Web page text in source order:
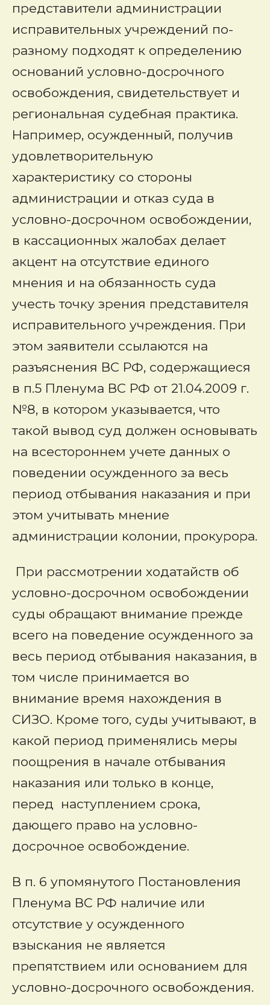
представители администрации
исправительных учреждений по-
разному подходят к определению
оснований условно-досрочного
освобождения, свидетельствует и
региональная судебная практика.
Например, осужденный, получив
удовлетворительную
характеристику со стороны
администрации и отказ суда в
условно-досрочном освобождении,
в кассационных жалобах делает
акцент на отсутствие единого
мнения и на обязанность суда
учесть точку зрения представителя
исправительного учреждения. При
этом заявители ссылаются на
разъяснения ВС РФ, содержащиеся
в п.5 Пленума ВС РФ от 21.04.2009 г.
№8, в котором указывается, что
такой вывод суд должен основывать
на всестороннем учете данных о
поведении осужденного за весь
период отбывания наказания и при
этом учитывать мнение
администрации колонии, прокурора.
При рассмотрении ходатайств об
условно-досрочном освобождении
суды обращают внимание прежде
всего на поведение осужденного за
весь период отбывания наказания, в
том числе принимается во
внимание время нахождения в
СИЗО. Кроме того, суды учитывают, в
какой период применялись меры
поощрения в начале отбывания
наказания или только в конце,
перед наступлением срока,
дающего право на условно-
досрочное освобождение.
В п. 6 упомянутого Постановления
Пленума ВС РФ наличие или
отсутствие у осужденного
взыскания не является
препятствием или основанием для
условно-досрочного освобождения.